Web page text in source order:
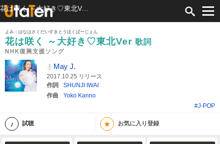
花は咲く ～大好き♡東北Ver 歌詞 May J. NHK復興支援ソング ふりがな付
よみ：はなはさくだいすきとうほくばーじょん
花は咲く ～大好き♡東北Ver 歌詞
NHK復興支援ソング
May J.
2017.10.25 リリース
作詞
SHUNJI IWAI
作曲
Yoko Kanno
#J-POP
試聴 ★ お気に入り登録